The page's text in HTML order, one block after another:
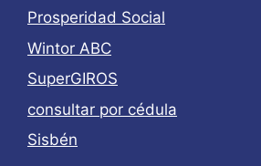
Prosperidad Social
Wintor ABC
SuperGIROS
consultar por cédula
Sisbén